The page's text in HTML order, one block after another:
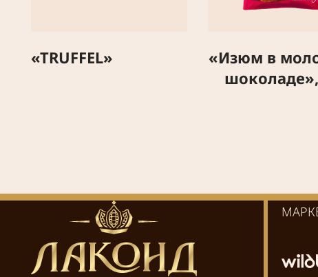
«TRUFFEL»
«Изюм в